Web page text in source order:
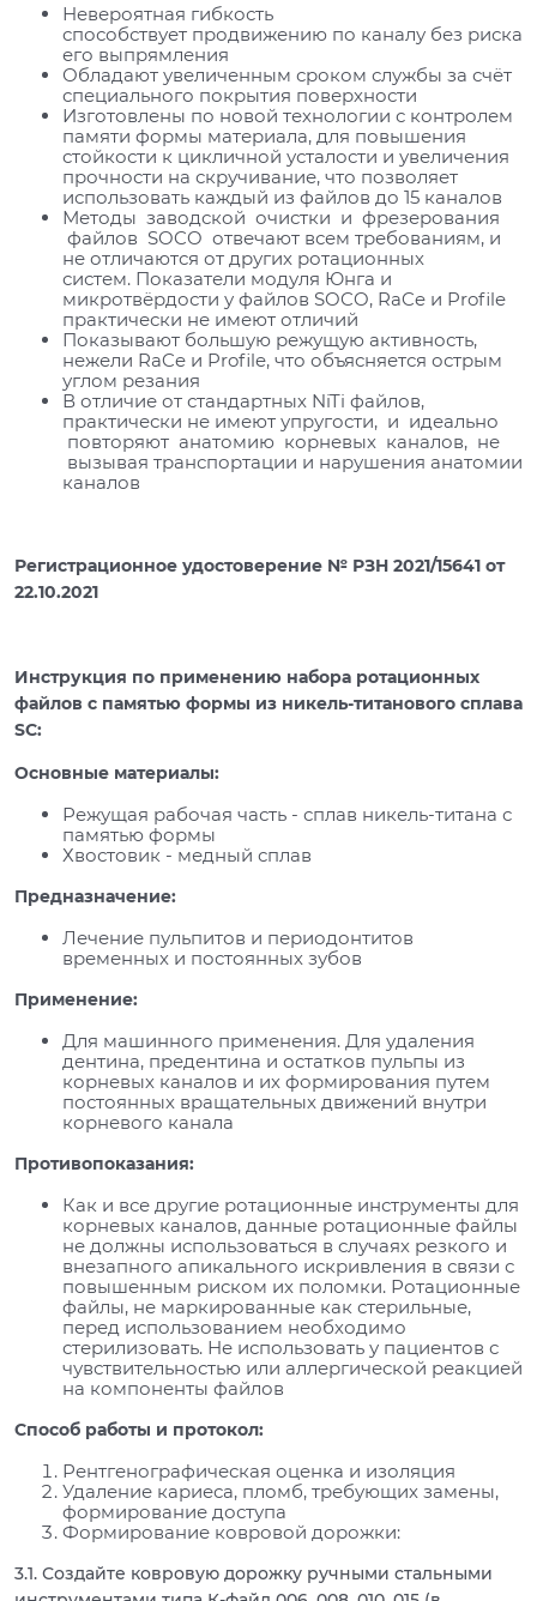
Невероятная гибкость
способствует продвижению по каналу без риска
его выпрямления
Обладают увеличенным сроком службы за счёт
специального покрытия поверхности
Изготовлены по новой технологии с контролем
памяти формы материала, для повышения
стойкости к цикличной усталости и увеличения
прочности на скручивание, что позволяет
использовать каждый из файлов до 15 каналов
Методы заводской очистки и фрезерования
файлов SOCO отвечают всем требованиям, и
не отличаются от других ротационных
систем. Показатели модуля Юнга и
микротвёрдости у файлов SOCO, RaCe и Profile
практически не имеют отличий
Показывают большую режущую активность,
нежели RaCe и Profile, что объясняется острым
углом резания
В отличие от стандартных NiTi файлов,
практически не имеют упругости, и идеально
повторяют анатомию корневых каналов, не
вызывая транспортации и нарушения анатомии
каналов
Регистрационное удостоверение № РЗН 2021/15641 от
22.10.2021
Инструкция по применению набора ротационных
файлов с памятью формы из никель-титанового сплава
SC:
Основные материалы:
Режущая рабочая часть - сплав никель-титана с
памятью формы
Хвостовик - медный сплав
Предназначение:
Лечение пульпитов и периодонтитов
временных и постоянных зубов
Применение:
Для машинного применения. Для удаления
дентина, предентина и остатков пульпы из
корневых каналов и их формирования путем
постоянных вращательных движений внутри
корневого канала
Противопоказания:
Как и все другие ротационные инструменты для
корневых каналов, данные ротационные файлы
не должны использоваться в случаях резкого и
внезапного апикального искривления в связи с
повышенным риском их поломки. Ротационные
файлы, не маркированные как стерильные,
перед использованием необходимо
стерилизовать. Не использовать у пациентов с
чувствительностью или аллергической реакцией
на компоненты файлов
Способ работы и протокол:
Рентгенографическая оценка и изоляция
Удаление кариеса, пломб, требующих замены,
формирование доступа
Формирование ковровой дорожки:
3.1. Создайте ковровую дорожку ручными стальными